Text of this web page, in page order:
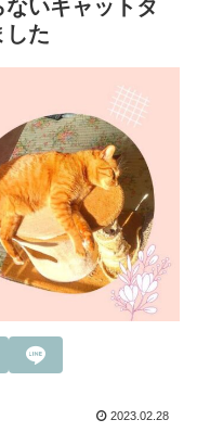
ないキャットタ
した
2023.02.28